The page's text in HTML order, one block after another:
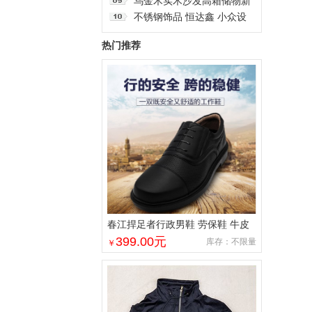
中式简约小户型现代客厅贵
妃组合家具
不锈钢饰品 恒达鑫 小众设
计潮牌珍珠半链项链古巴链
支持批发
热门推荐
春江捍足者行政男鞋 劳保鞋 牛皮
帮面 源头厂家直发 批发零售
￥ 399.00元 库存：不限量